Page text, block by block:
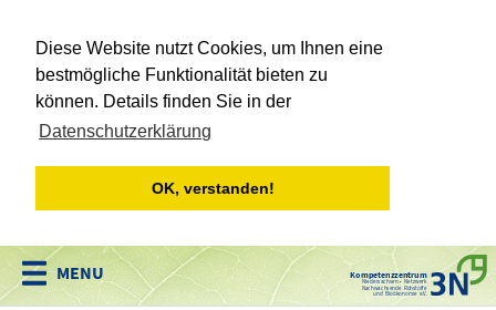
Diese Website nutzt Cookies, um Ihnen eine
bestmögliche Funktionalität bieten zu
können. Details finden Sie in der
Datenschutzerklärung
OK, verstanden!
Kompetenzzentrum
Niedersachsen • Netzwerk
Nachwachsende Rohstoffe
und Bioökonomie e.V.